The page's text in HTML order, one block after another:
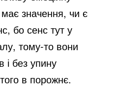
значення, чи є
бо сенс тут у
тому-то вони
і без упину
в порожнє.